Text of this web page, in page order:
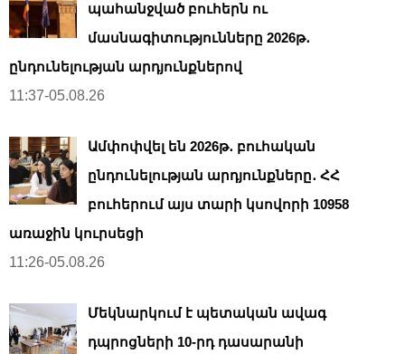
պահանջված բուհերն ու
մասնագիտությունները 2026թ․
ընդունելության արդյունքներով
11:37-05.08.26
Ամփոփվել են 2026թ․ բուհական
ընդունելության արդյունքները․ ՀՀ
բուհերում այս տարի կսովորի 10958
առաջին կուրսեցի
11:26-05.08.26
Մեկնարկում է պետական ավագ
դպրոցների 10-րդ դասարանի